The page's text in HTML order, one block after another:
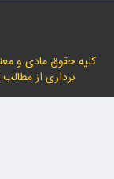
کلیه حقوق مادی و
برداری از